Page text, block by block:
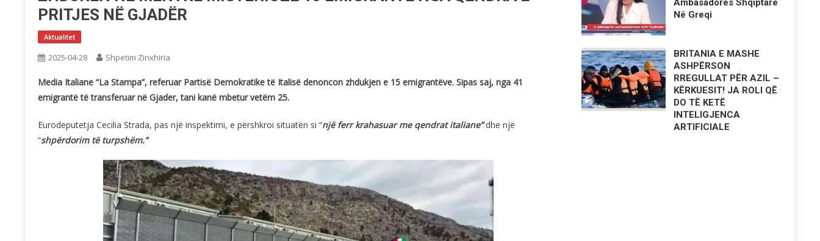
PRITJES NË GJADËR
Aktualitet
2025-04-28 Shpetim Zinxhiria
Media Italiane “La Stampa”, referuar Partisë Demokratike të Italisë denoncon zhdukjen e 15 emigrantëve. Sipas saj, nga 41
emigrantë të transferuar në Gjader, tani kanë mbetur vetëm 25.
Eurodeputetja Cecilia Strada, pas një inspektimi, e përshkroi situatën si “një ferr krahasuar me qendrat italiane”dhe një
“shpërdorim të turpshëm.”
Ambasadores Shqiptare
Në Greqi
BRITANIA E MASHE
ASHPËRSON
RREGULLAT PËR AZIL –
KËRKUESIT! JA ROLI QË
DO TË KETË
INTELIGJENCA
ARTIFICIALE